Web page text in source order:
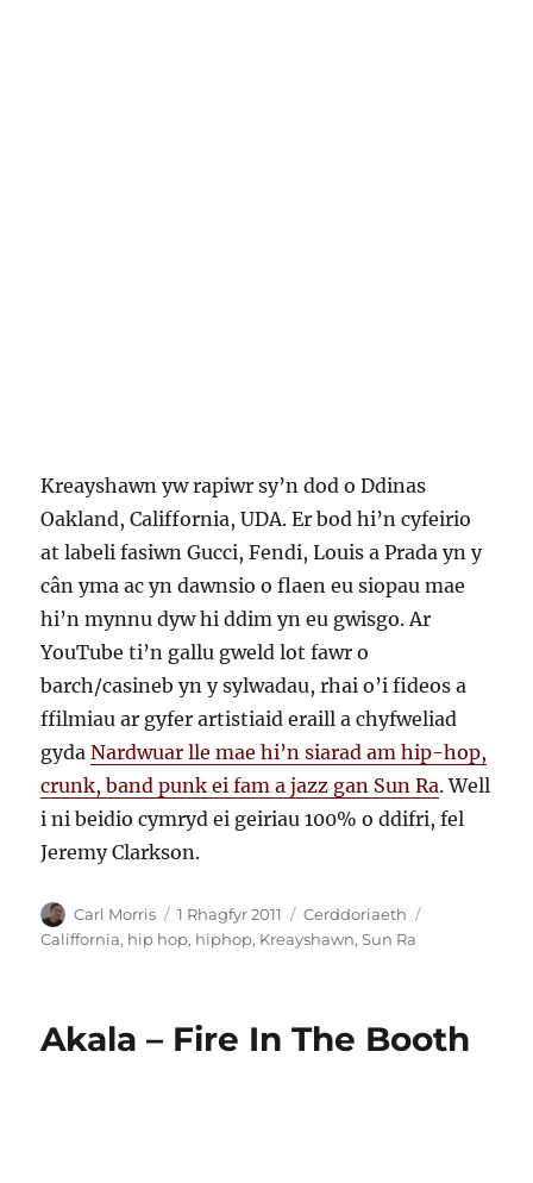
Kreayshawn yw rapiwr sy’n dod o Ddinas
Oakland, Califfornia, UDA. Er bod hi’n cyfeirio
at labeli fasiwn Gucci, Fendi, Louis a Prada yn y
cân yma ac yn dawnsio o flaen eu siopau mae
hi’n mynnu dyw hi ddim yn eu gwisgo. Ar
YouTube ti’n gallu gweld lot fawr o
barch/casineb yn y sylwadau, rhai o’i fideos a
ffilmiau ar gyfer artistiaid eraill a chyfweliad
gydaNardwuar lle mae hi’n siarad am hip-hop,
crunk, band punk ei fam a jazz gan Sun Ra. Well
i ni beidio cymryd ei geiriau 100% o ddifri, fel
Jeremy Clarkson.
Awdur
Carl Morris
Cofnodwyd
ar
1 Rhagfyr 2011 Categorïau
Cerddoriaeth
Califfornia, hip hop, hiphop, Kreayshawn,Sun Ra
Akala – Fire In The Booth